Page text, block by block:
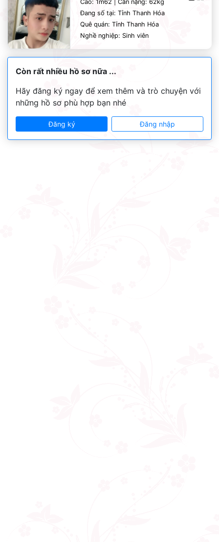
Cao: 1m62 | Cân nặng: 62kg
Đang số tại: Tỉnh Thanh Hóa
Quê quán: Tỉnh Thanh Hóa
Nghề nghiệp: Sinh viên
Còn rất nhiều hồ sơ nữa ...
Hãy đăng ký ngay để xem thêm và trò chuyện với
những hồ sơ phù hợp bạn nhé
Đăng ký Đăng nhập